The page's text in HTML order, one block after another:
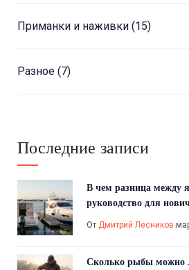
Приманки и наживки (15)
Разное (7)
Последние записи
В чем разница между
руководство для
От Дмитрий Лесников
Сколько рыбы можно